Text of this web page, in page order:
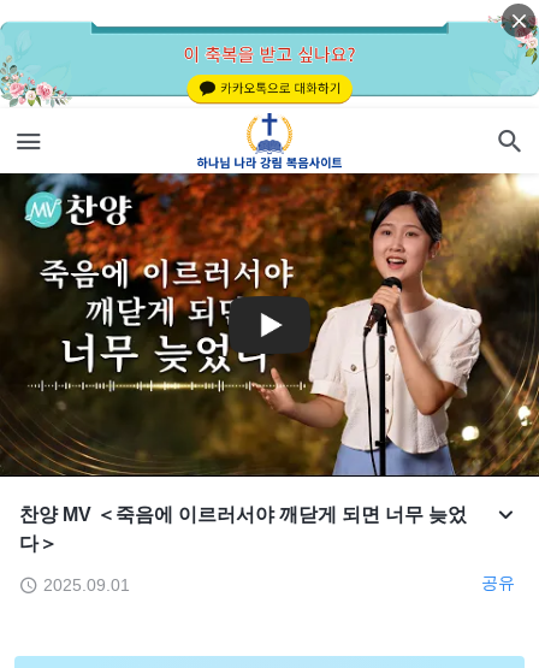
찬양 MV ＜죽음에 이르러서야 깨닫게 되면 너무 늦었
다＞
2025.09.01 공유